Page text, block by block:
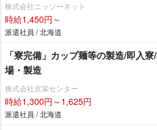
株式会社ニッソーネット
時給1,450円～
派遣社員 / 北海道
「寮完備」カップ麺等の製造/即入
場・製造
株式会社京栄センター
時給1,300円～1,625円
派遣社員 / 北海道